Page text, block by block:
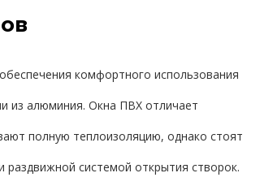
комфортного использования
из алюминия. Окна ПВХ отличает
полную теплоизоляцию, однако стоят
системой открытия створок.